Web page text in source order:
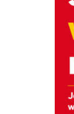
namacalnym
tajemnicze,
się okazuje,
autorka prowadzi
Psychiatrycznej Wydziału
Katarzyny
To stanowczo nie
nierealistyczne
magię drzew. To
wiedzy, tka
leczyć, oferować pomoc. Dr n. med. Sławomir Murawiec -
redaktor naczelny kwartalnika
jeziora i powiew